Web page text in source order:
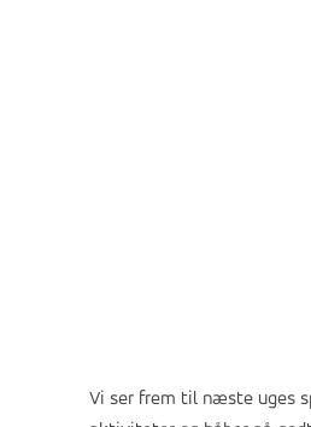
Vi ser frem til næste uges